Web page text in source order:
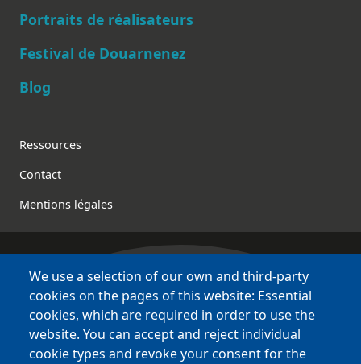
Main navigation
Portraits de réalisateurs
Festival de Douarnenez
Blog
Footer
Ressources
Contact
Mentions légales
Bretagne Culture Diversité
des sites variés !
Sites
BCD
Bazhvalan
We use a selection of our own and third-party
cookies on the pages of this website: Essential
cookies, which are required in order to use the
website. You can accept and reject individual
cookie types and revoke your consent for the